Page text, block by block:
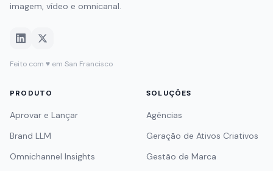
imagem, vídeo e omnicanal.
Feito com ♥ em San Francisco
PRODUTO
Aprovar e Lançar
Brand LLM
Omnichannel Insights
SOLUÇÕES
Agências
Geração de Ativos Criativos
Gestão de Marca